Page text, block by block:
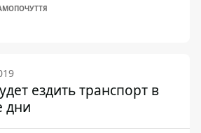
ездить транспорт в
дни